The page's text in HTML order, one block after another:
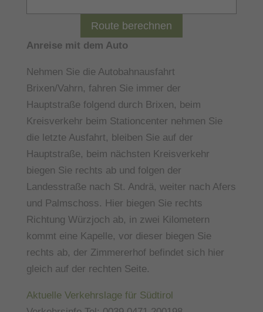
Route berechnen
Anreise mit dem Auto
Nehmen Sie die Autobahnausfahrt
Brixen/Vahrn, fahren Sie immer der
Hauptstraße folgend durch Brixen, beim
Kreisverkehr beim Stationcenter nehmen Sie
die letzte Ausfahrt, bleiben Sie auf der
Hauptstraße, beim nächsten Kreisverkehr
biegen Sie rechts ab und folgen der
Landesstraße nach St. Andrä, weiter nach Afers
und Palmschoss. Hier biegen Sie rechts
Richtung Würzjoch ab, in zwei Kilometern
kommt eine Kapelle, vor dieser biegen Sie
rechts ab, der Zimmererhof befindet sich hier
gleich auf der rechten Seite.
Aktuelle Verkehrslage für Südtirol